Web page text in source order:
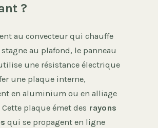
?
au convecteur qui chauffe
stagne au plafond, le panneau
une résistance électrique
une plaque interne,
en aluminium ou en alliage
plaque émet des rayons
qui se propagent en ligne